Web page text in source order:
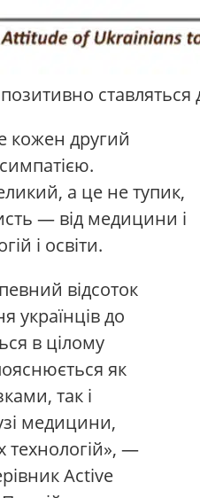
кожен другий
а це не тупик,
— від медицини і
і освіти.
відсоток
українців до
в цілому
як
так і
медицини,
технологій», —
Active